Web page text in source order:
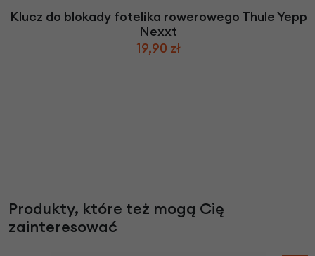
Klucz do blokady fotelika rowerowego Thule Yepp
Nexxt
19,90 zł
Produkty, które też mogą Cię
zainteresować